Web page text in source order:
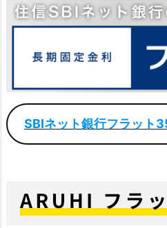
SBIネット銀行フラット